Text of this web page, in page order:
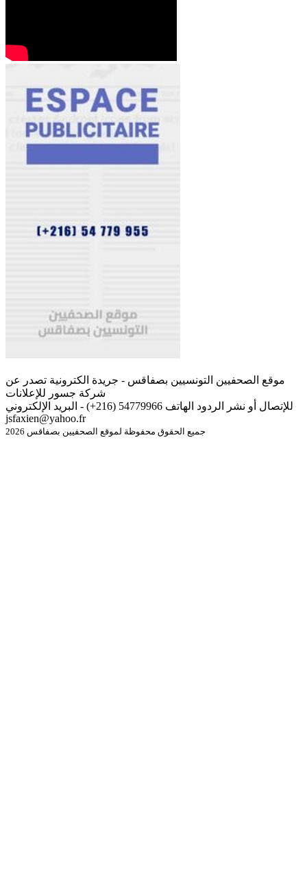
موقع الصحفيين التونسيين بصفاقس - جريدة الكترونية تصدر عن
شركة جسور للإعلانات
للإتصال أو نشر الردود الهاتف 54779966 (216+) - البريد الإلكتروني
jsfaxien@yahoo.fr
جميع الحقوق محفوظة لموقع الصحفيين بصفاقس 2026